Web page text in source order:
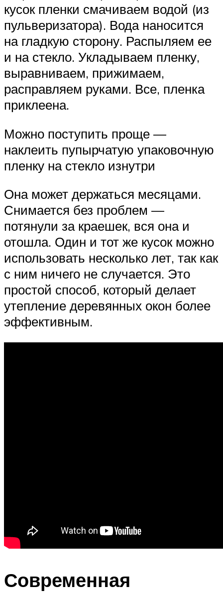
кусок пленки смачиваем водой (из
пульверизатора). Вода наносится
на гладкую сторону. Распыляем ее
и на стекло. Укладываем пленку,
выравниваем, прижимаем,
расправляем руками. Все, пленка
приклеена.
Можно поступить проще —
наклеить пупырчатую упаковочную
пленку на стекло изнутри
Она может держаться месяцами.
Снимается без проблем —
потянули за краешек, вся она и
отошла. Один и тот же кусок можно
использовать несколько лет, так как
с ним ничего не случается. Это
простой способ, который делает
утепление деревянных окон более
эффективным.
Современная